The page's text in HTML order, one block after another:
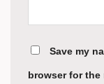
Save my
browser for the